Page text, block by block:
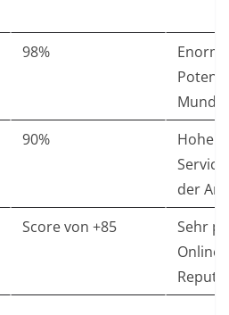
98%
90%
Hohe
der
Score von +85
Sehr
Online-